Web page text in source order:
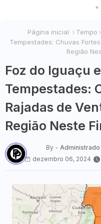
Página inicial Tempo
Tempestades: Chuvas
Região
Foz do Iguaçu
Tempestades:
Rajadas de
Região Neste
By -
dezembro 06, 2024